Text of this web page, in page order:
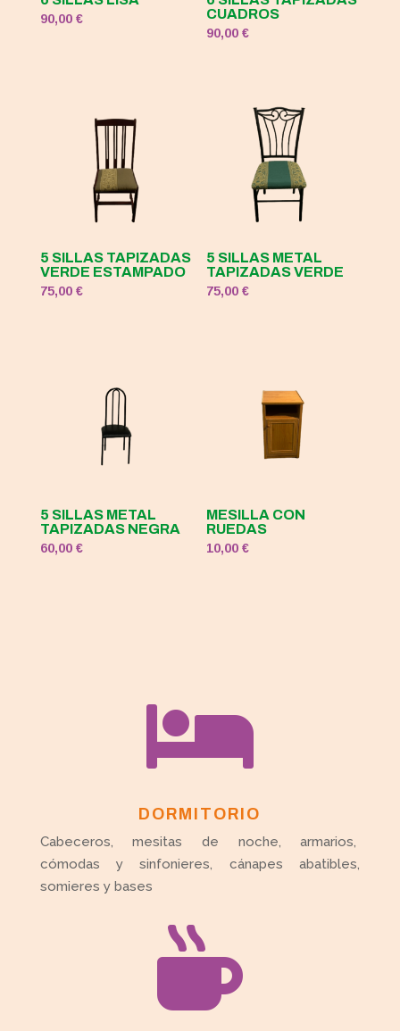
90,00 €
CUADROS
90,00€
5 SILLAS TAPIZADAS
VERDE ESTAMPADO
75,00 €
5 SILLAS METAL
TAPIZADAS VERDE
75,00€
5 SILLAS METAL
TAPIZADAS NEGRA
60,00 €
MESILLA CON
RUEDAS
10,00€

DORMITORIO
Cabeceros, mesitas de noche, armarios,
cómodas y sinfonieres, cánapes abatibles,
somieres y bases
